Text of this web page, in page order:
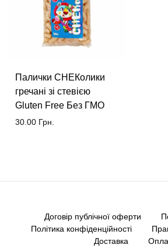
Палички СНЕКолики
гречані зі стевією
Gluten Free Без ГМО
30.00 Грн.
Договір публічної оферти
Політика конфіденційності
Доставка